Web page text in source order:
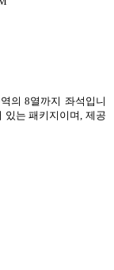
역의8열까지 좌석입니
있는 패키지이며,제공